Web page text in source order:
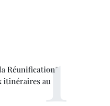
Réunification"
itinéraires au